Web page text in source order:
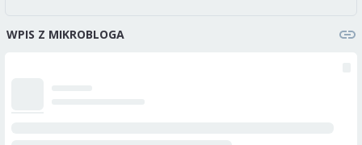
WPIS Z MIKROBLOGA